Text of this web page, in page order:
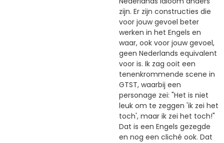
zijn. Er zijn constructies die
voor jouw gevoel beter
werken in het Engels en
waar, ook voor jouw gevoel,
geen Nederlands equivalent
voor is. Ik zag ooit een
tenenkrommende scene in
GTST, waarbij een
personage zei: "Het is niet
leuk om te zeggen 'ik zei het
toch', maar ik zei het toch!"
Dat is een Engels gezegde
en nog een cliché ook. Dat